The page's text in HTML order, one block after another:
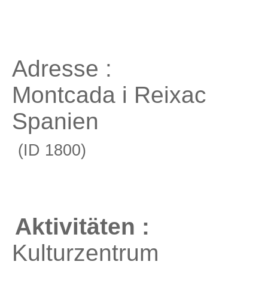
Adresse :
Montcada i Reixac
Spanien
(ID 1800)
Aktivitäten :
Kulturzentrum